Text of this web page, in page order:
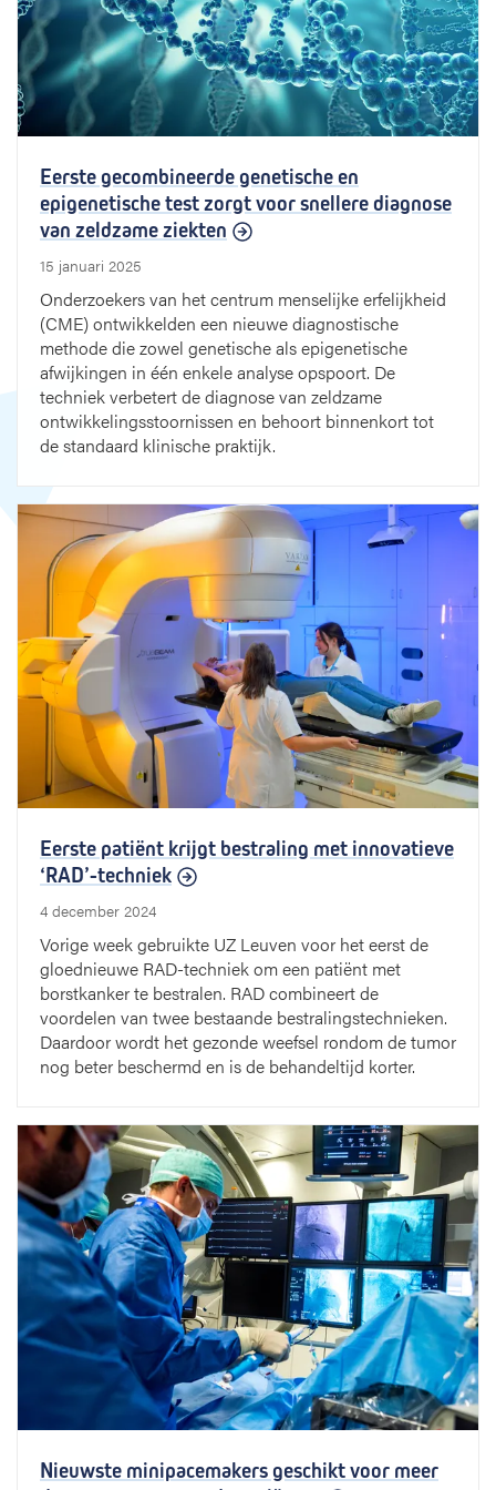
Eerste gecombineerde genetische en
epigenetische test zorgt voor snellere diagnose
van zeldzame ziekten
15 januari 2025
Onderzoekers van het centrum menselijke erfelijkheid
(CME) ontwikkelden een nieuwe diagnostische
methode die zowel genetische als epigenetische
afwijkingen in één enkele analyse opspoort. De
techniek verbetert de diagnose van zeldzame
ontwikkelingsstoornissen en behoort binnenkort tot
de standaard klinische praktijk.
Eerste patiënt krijgt bestraling met innovatieve
‘RAD’-techniek
4 december 2024
Vorige week gebruikte UZ Leuven voor het eerst de
gloednieuwe RAD-techniek om een patiënt met
borstkanker te bestralen. RAD combineert de
voordelen van twee bestaande bestralingstechnieken.
Daardoor wordt het gezonde weefsel rondom de tumor
nog beter beschermd en is de behandeltijd korter.
Nieuwste minipacemakers geschikt voor meer